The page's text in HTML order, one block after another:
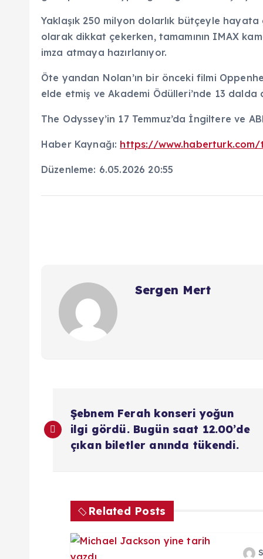
Yaklaşık 250 milyon dolarlık bütçeyle
olarak dikkat çekerken, tamamının IMAX
imza atmaya hazırlanıyor.
Öte yandan Nolan’ın bir önceki filmi
elde etmiş ve Akademi Ödülleri’nde 13
The Odyssey’in 17 Temmuz’da İngiltere ve
Haber Kaynağı: https://www.haberturk.com/
Düzenleme: 6.05.2026 20:55
Sergen Mert
a
Şebnem Ferah konseri yoğun
ilgi gördü. Bugün saat 12.00’de
çıkan biletler anında tükendi.
Related Posts